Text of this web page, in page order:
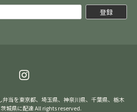
登録
当を東京都、埼玉県、神奈川県、千葉県、栃木
城県に配達 All rights reserved.